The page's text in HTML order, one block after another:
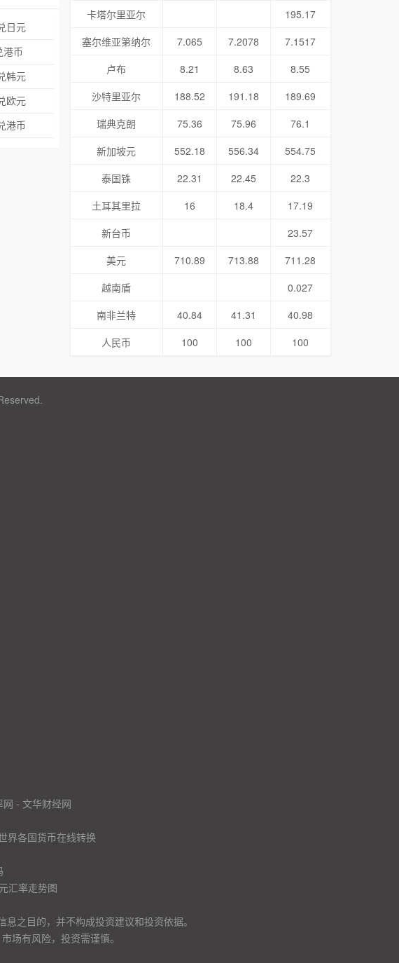
日元
港币
韩元
欧元
港币
卡塔尔里亚尔
195.17
塞尔维亚第纳尔
7.065 7.2078
7.1517
卢布
8.21 8.63
8.55
沙特里亚尔
188.52 191.18
189.69
瑞典克朗
75.36 75.96
76.1
新加坡元
552.18 556.34
554.75
泰国铢
22.31 22.45
22.3
土耳其里拉
16 18.4
17.19
新台币
23.57
美元
710.89 713.88
711.28
越南盾
0.027
南非兰特
40.84 41.31
40.98
人民币
100 100 100
- 文华财经网
界各国货币在线转换
汇率走势图
之目的，并不构成投资建议和投资依据。
场有风险，投资需谨慎。